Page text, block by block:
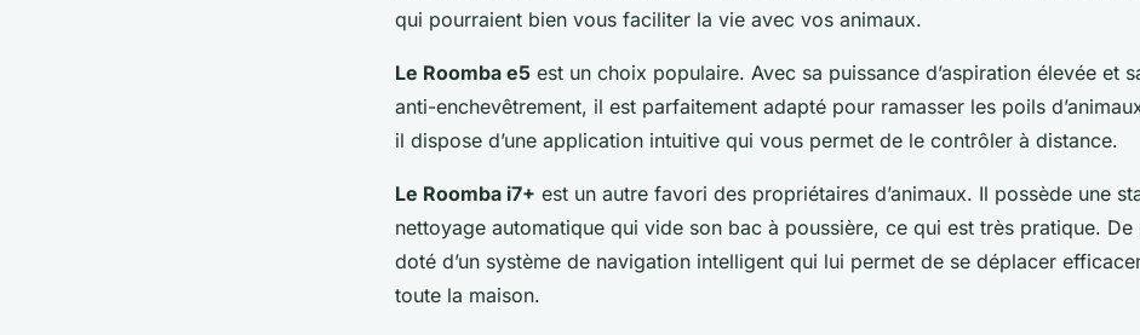
qui pourraient bien vous faciliter la vie avec vos animaux.
Le Roomba e5 est un choix populaire. Avec sa puissance d’aspiration élevée et
anti-enchevêtrement, il est parfaitement adapté pour ramasser les poils
il dispose d’une application intuitive qui vous permet de le contrôler à distance.
Le Roomba i7+ est un autre favori des propriétaires d’animaux. Il possède une
nettoyage automatique qui vide son bac à poussière, ce qui est très pratique. De
doté d’un système de navigation intelligent qui lui permet de se déplacer
toute la maison.